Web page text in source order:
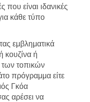
που είναι ιδανικές
κάθε τύπο
εμβληματικά
κουζίνα ή
τοπικών
πρόγραμμα είτε
Γκόα
αρέσει να